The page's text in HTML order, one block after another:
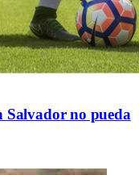
Salvador no pueda